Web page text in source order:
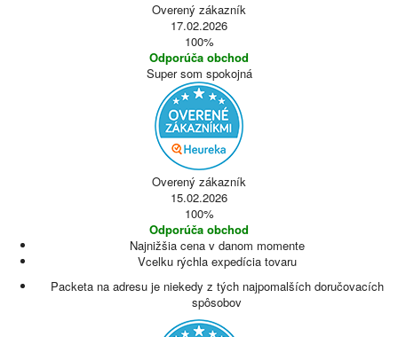
Overený zákazník
17.02.2026
100%
Odporúča obchod
Super som spokojná
Overený zákazník
15.02.2026
100%
Odporúča obchod
Najnižšia cena v danom momente
Vcelku rýchla expedícia tovaru
Packeta na adresu je niekedy z tých najpomalších doručovacích
spôsobov